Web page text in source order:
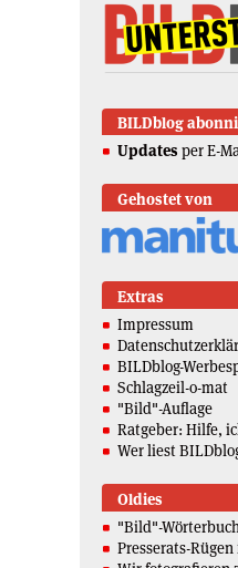
BILDblog
Updates per E-
Gehostet von
Extras
Impressum
BILDblog-
Schlagzeil-o-mat
"Bild"-Auflage
Ratgeber: Hilfe,
Wer liest
Oldies
"Bild"-
Presserats-